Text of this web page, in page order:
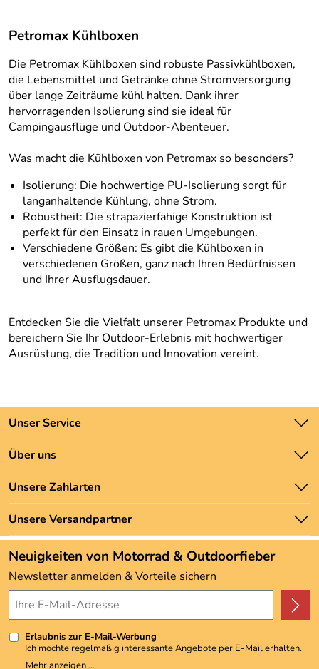
Petromax Kühlboxen
Die Petromax Kühlboxen sind robuste Passivkühlboxen,
die Lebensmittel und Getränke ohne Stromversorgung
über lange Zeiträume kühl halten. Dank ihrer
hervorragenden Isolierung sind sie ideal für
Campingausflüge und Outdoor-Abenteuer.
Was macht die Kühlboxen von Petromax so besonders?
Isolierung: Die hochwertige PU-Isolierung sorgt für
langanhaltende Kühlung, ohne Strom.
Robustheit: Die strapazierfähige Konstruktion ist
perfekt für den Einsatz in rauen Umgebungen.
Verschiedene Größen: Es gibt die Kühlboxen in
verschiedenen Größen, ganz nach Ihren Bedürfnissen
und Ihrer Ausflugsdauer.
Entdecken Sie die Vielfalt unserer Petromax Produkte und
bereichern Sie Ihr Outdoor-Erlebnis mit hochwertiger
Ausrüstung, die Tradition und Innovation vereint.
Unser Service
Kontakt
Batteriegesetz
Newsletter
Zahlung und Versand
Über uns
Unsere Bestseller
Marken
Neu
Angebote
Kundenbewertungen (3.493)
4,9/5*****
Unsere Zahlarten
Unsere Versandpartner
Neuigkeiten von Motorrad & Outdoorfieber
Newsletter anmelden & Vorteile sichern
Erlaubnis zur E-Mail-Werbung
Ich möchte regelmäßig interessante Angebote per E-Mail erhalten.
Meine E-Mail-Adresse wird nicht an andere Unternehmen
Mehr anzeigen ...